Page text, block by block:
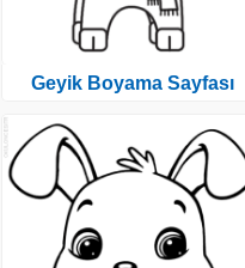
Geyik Boyama Sayfası